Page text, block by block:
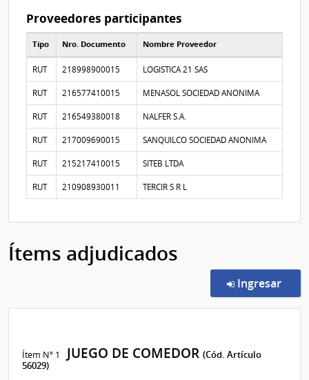
Proveedores participantes
Tipo Nro. Documento Nombre Proveedor
RUT 218998900015 LOGISTICA 21 SAS
RUT 216577410015 MENASOL SOCIEDAD ANONIMA
RUT 216549380018 NALFER S.A.
RUT 217009690015 SANQUILCO SOCIEDAD ANONIMA
RUT 215217410015 SITEB LTDA
RUT 210908930011 TERCIR S R L
Ítems adjudicados
Ingresar
Ítem Nº 1 JUEGO DE COMEDOR(Cód. Artículo
56029)